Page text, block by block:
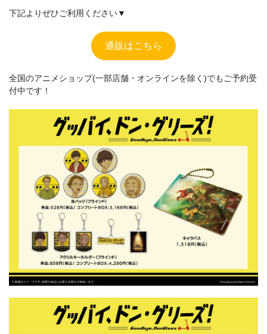
下記よりぜひご利用ください▼
通販はこちら
全国のアニメショップ(一部店舗・オンラインを除く)でもご予約受
付中です！